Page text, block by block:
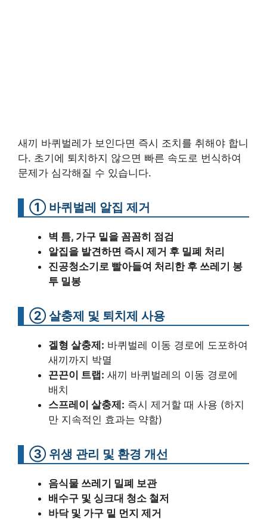
새끼 바퀴벌레가 보인다면 즉시 조치를 취해야 합니
다. 초기에 퇴치하지 않으면 빠른 속도로 번식하여
문제가 심각해질 수 있습니다.
① 바퀴벌레 알집 제거
벽 틈, 가구 밑을 꼼꼼히 점검
알집을 발견하면 즉시 제거 후 밀폐 처리
진공청소기로 빨아들여 처리한 후 쓰레기 봉
투 밀봉
② 살충제 및 퇴치제 사용
겔형 살충제: 바퀴벌레 이동 경로에 도포하여
새끼까지 박멸
끈끈이 트랩: 새끼 바퀴벌레의 이동 경로에
배치
스프레이 살충제: 즉시 제거할 때 사용 (하지
만 지속적인 효과는 약함)
③ 위생 관리 및 환경 개선
음식물 쓰레기 밀폐 보관
배수구 및 싱크대 청소 철저
바닥 및 가구 밑 먼지 제거